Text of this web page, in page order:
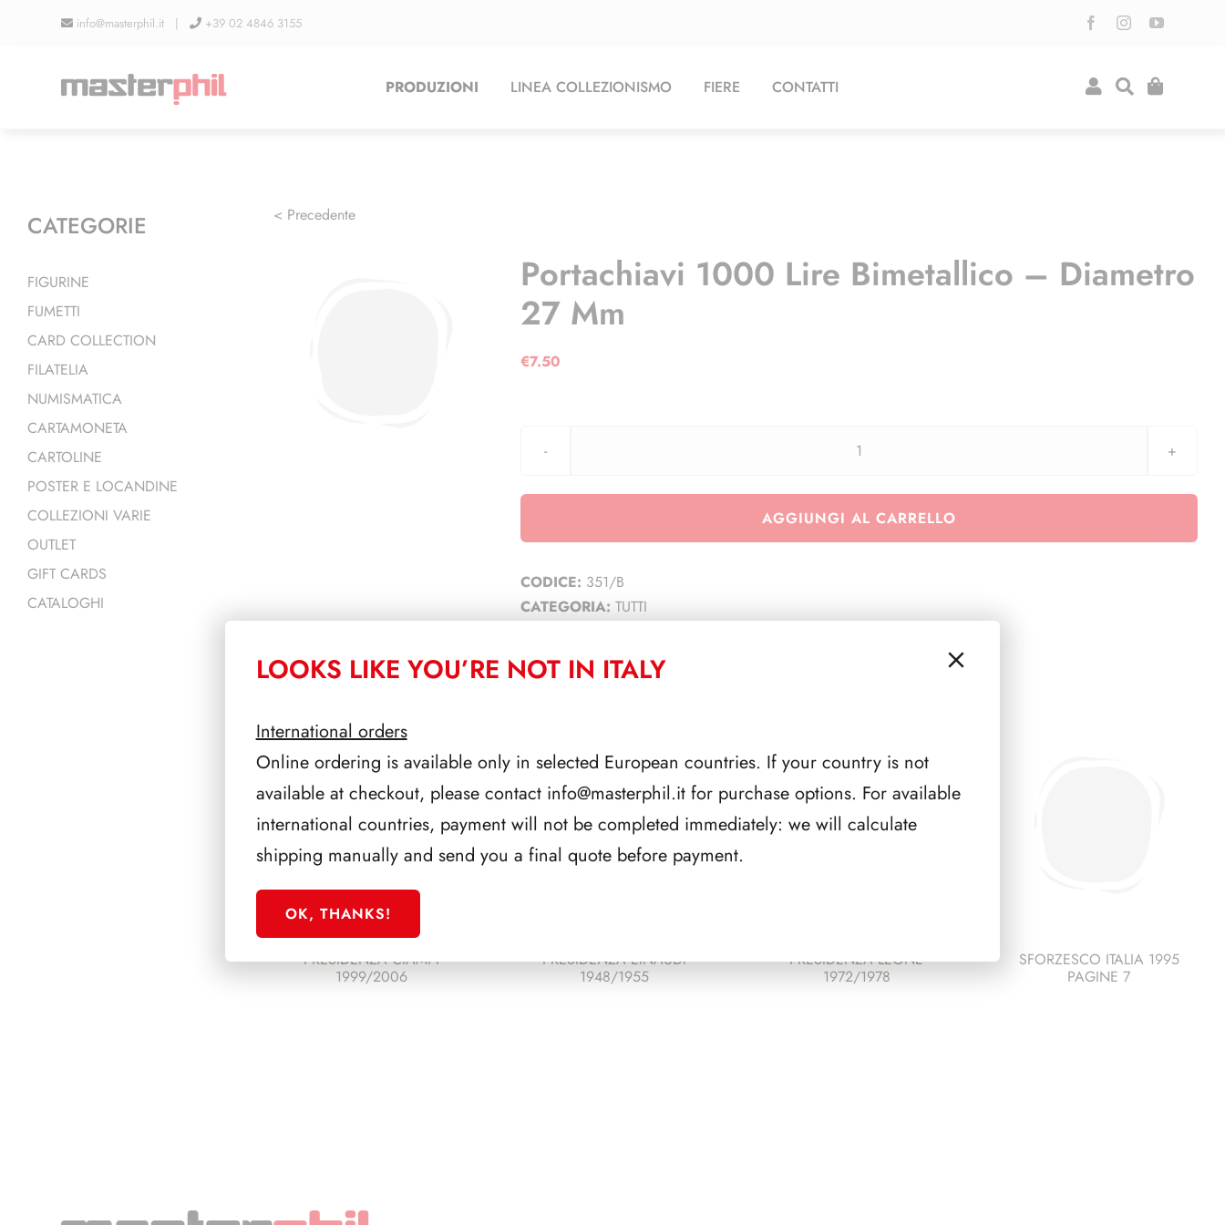
info@masterphil.it | +39 02 4846 3155
PRODUZIONI LINEA COLLEZIONISMO FIERE CONTATTI
< Precedente
Portachiavi 1000 Lire Bimetallico – Diametro
27 Mm
€7.50
Portachiavi
Lire
AGGIUNGI AL CARRELLO
CODICE: 351/B
CATEGORIA: TUTTI
PRESIDENZA CIAMPI
1999/2006
PRESIDENZA EINAUDI
1948/1955
PRESIDENZA LEONE
1972/1978
SFORZESCO ITALIA 1995
PAGINE 7
CATEGORIE
FIGURINE
FUMETTI
CARD COLLECTION
FILATELIA
NUMISMATICA
CARTAMONETA
CARTOLINE
POSTER E LOCANDINE
COLLEZIONI VARIE
OUTLET
GIFT CARDS
CATALOGHI
LOOKS LIKE YOU’RE NOT IN ITALY
International orders
Online ordering is available only in selected European countries. If your country is not
available at checkout, please contact info@masterphil.itfor purchase options. For available
international countries, payment will not be completed immediately: we will calculate
shipping manually and send you a final quote before payment.
OK, THANKS!